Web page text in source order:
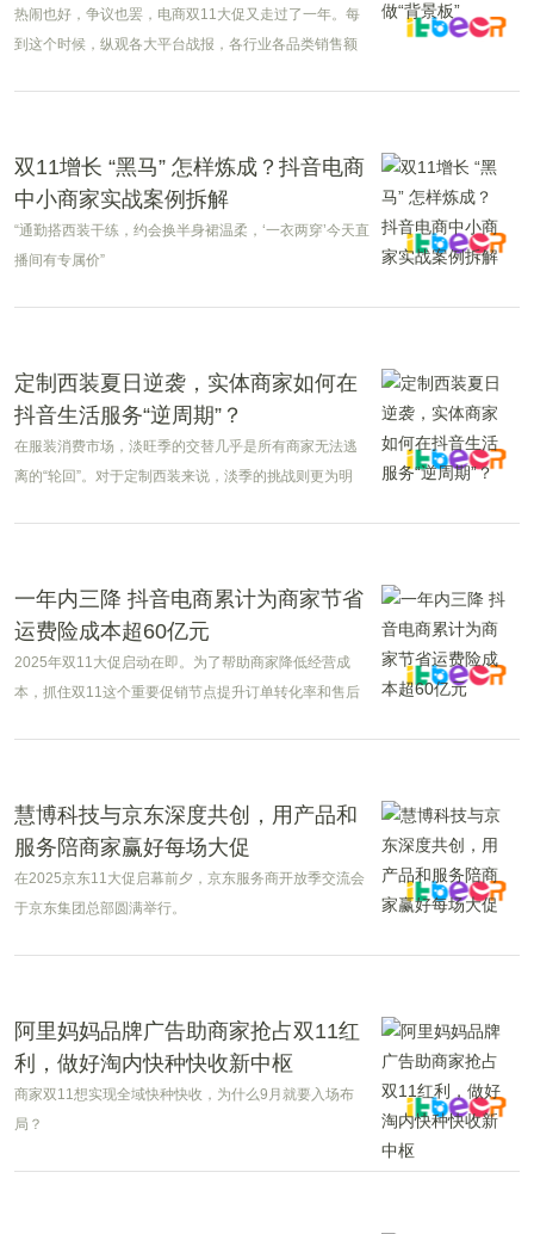
热闹也好，争议也罢，电商双11大促又走过了一年。每
到这个时候，纵观各大平台战报，各行业各品类销售额
双11增长 “黑马” 怎样炼成？抖音电商
中小商家实战案例拆解
“通勤搭西装干练，约会换半身裙温柔，‘一衣两穿’今天直
播间有专属价”
定制西装夏日逆袭，实体商家如何在
抖音生活服务“逆周期”？
在服装消费市场，淡旺季的交替几乎是所有商家无法逃
离的“轮回”。对于定制西装来说，淡季的挑战则更为明
一年内三降 抖音电商累计为商家节省
运费险成本超60亿元
2025年双11大促启动在即。为了帮助商家降低经营成
本，抓住双11这个重要促销节点提升订单转化率和售后
慧博科技与京东深度共创，用产品和
服务陪商家赢好每场大促
在2025京东11大促启幕前夕，京东服务商开放季交流会
于京东集团总部圆满举行。
阿里妈妈品牌广告助商家抢占双11红
利，做好淘内快种快收新中枢
商家双11想实现全域快种快收，为什么9月就要入场布
局？